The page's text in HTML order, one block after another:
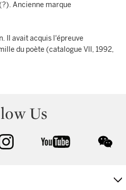
Ancienne marque
Il avait acquis l'épreuve
du poète (catalogue VII, 1992,
Us
instagram youtube